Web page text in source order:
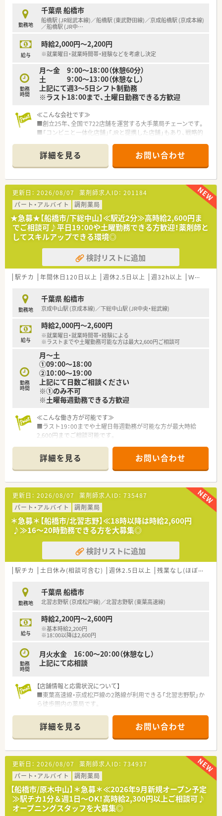
勤務地
千葉県 船橋市
船橋駅 (JR総武本線)／船橋駅 (東武野田線)／京成船橋駅 (京成本線)
／船橋駅 (JR中…
給与
時給2,000円～2,200円
※就業曜日・就業時間帯・経験などを考慮し決定
勤務
時間
月～金 9：00～18：00（休憩60分）
土 9：00～13：00（休憩なし）
上記にて週3～5日シフト制勤務
※ラスト18：00まで、土曜日勤務できる方歓迎
≪こんな会社です≫
■創立25年、全国で722店舗を運営する大手薬局チェーンです。
■「コンビニと一体化店舗｣「JRと提携した店舗」もあり、戦略的
■「派遣事業」や「治験事業」といった“BPO受託事業等”や異業種
とコラボした店舗展開にも力を入れています。
■教育制度も充実…「5年先、10年先」も活躍出来る薬剤師になれ
るように充実した研修システムで成長を後押ししてくれる企業！
学術大会が海外研修もあります。
≪働きやすい環境≫
■残業時間の平均は10時間程度となります。
残業は1分単位での支給になり、当日シフトで決められた時間を
超えた分は、すべて残業となります。
■年間休日は123日ございます。夏季休暇3日、冬期休暇5日ござ
います。
■育児休暇は最大3歳まで、時短勤務は小学校1年生終了時まで
適用となりますので、子育て中の薬剤師様には非常に働きやすい
職場です。
ます。
■昇進にも中途入社のハンデは一切なし！頑張りをきちんと評価
してくれます。
詳細を見る お問い合わせ
更新日： 2026/08/07 薬剤師求人ID： 201184
パート・アルバイト
調剤薬局
★急募★【船橋市/下総中山】≪駅近2分≫高時給2,600円ま
でご相談可♪平日19：00や土曜勤務できる方歓迎！薬剤師と
してスキルアップできる環境◎
検討リストに追加
駅チカ 年間休日120日以上 週休2.5日以上 週32h以上 Ｗワーク可
勤務地
千葉県 船橋市
京成中山駅 (京成本線)／下総中山駅 (JR中央・総武線)
給与
時給2,000円～2,600円
※就業曜日・就業時間帯・経験による
※ラストまでや土曜勤務可能な方は最大2,600円ご相談可
勤務
時間
月～土
①09：00～18：00
②10：00～19：00
上記にて日数ご相談ください
※①のみ不可
※土曜毎週勤務できる方歓迎
≪こんな働き方が可能です≫
■ラスト19：00までや土曜日毎週勤務が可能な方が最大時給
2,600円までご相談可能です。
≪こんな会社です≫
■千葉県船橋市に1店舗展開している調剤薬局です。近隣住民に
寄り添う医療の提供を心掛けていらっしゃいます。
■30年程の歴史がございますが、2022年に改装オープンをした
ためとてもきれいな店舗です。
■近隣クリニック、病院など様々な処方を応需しており、薬の知
識を幅広く身に着けることができます。
また漢方の取り扱いが処方薬一般薬共に多数のため、漢方に携わ
りたいとお考えの方にもおすすめです。
■分包機、散剤監査機、軟膏練り機など、機材も充実しておりま
■異動はございませんので、腰を据えて長くご就業いただくこと
が可能です。
■子育てにも理解ある就業環境です。
詳細を見る お問い合わせ
更新日： 2026/08/07 薬剤師求人ID： 735487
パート・アルバイト
調剤薬局
＊急募＊【船橋市/北習志野】≪18時以降は時給2,600円
♪≫16～20時勤務できる方を大募集◎
検討リストに追加
駅チカ 土日休み(相談可含む) 週休2.5日以上 残業なし(ほぼなし含む)
勤務地
千葉県 船橋市
北習志野駅 (京成松戸線)／北習志野駅 (東葉高速線)
給与
時給2,200円～2,600円
※基本時給2,200円
※18：00以降は2,600円
勤務
時間
月火水金 16：00～20：00（休憩なし）
上記にて応相談
【店舗情報と応需状況について】
■東葉高速線・京成松戸線の2路線が利用できる「北習志野駅」か
ら徒歩圏内の薬局です。
取り扱っています。
■1日の処方箋枚数は約70枚で、薬剤師3名体制のため、ゆとりを
持って対応できます。
【法人特徴について】
■関西圏を中心に350店舗以上展開する、東証プライム上場の安
定企業です。
■調剤事業に非常に力を入れており、調剤専門薬局も40店舗以
上運営しています。
■患者様とのカウンセリングを重視し、一人ひとりに寄り添った
服薬指導を実践します。
詳細を見る お問い合わせ
更新日： 2026/08/07 薬剤師求人ID： 734937
パート・アルバイト
調剤薬局
【船橋市/原木中山】＊急募＊≪2026年9月新規オープン予定
≫駅チカ1分＆週1日～OK！高時給2,300円以上ご相談可♪
オープニングスタッフを大募集◎